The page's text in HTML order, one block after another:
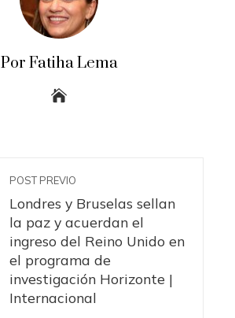
Por Fatiha Lema
POST PREVIO
Londres y Bruselas sellan
la paz y acuerdan el
ingreso del Reino Unido en
el programa de
investigación Horizonte |
Internacional